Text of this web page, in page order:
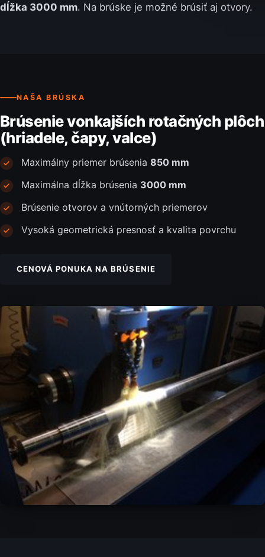
dĺžka 3000 mm. Na brúske je možné brúsiť aj otvory.
NAŠA BRÚSKA
Brúsenie vonkajších rotačných plôch
(hriadele, čapy, valce)
Maximálny priemer brúsenia 850 mm
Maximálna dĺžka brúsenia 3000 mm
Brúsenie otvorov a vnútorných priemerov
Vysoká geometrická presnosť a kvalita povrchu
CENOVÁ PONUKA NA BRÚSENIE